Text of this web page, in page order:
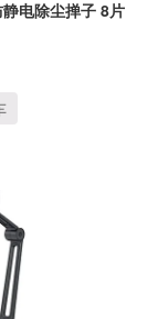
电除尘掸子 8片